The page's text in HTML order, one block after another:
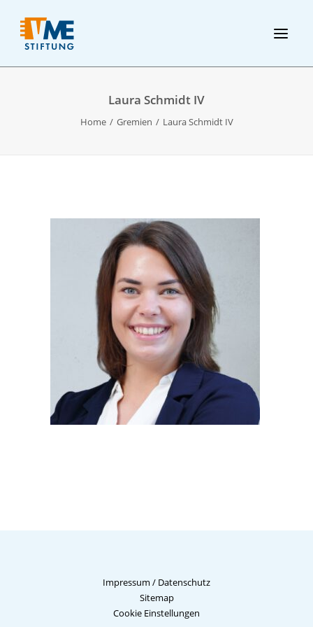
Laura Schmidt IV
Home Gremien Laura Schmidt IV
Impressum / Datenschutz
Sitemap
Cookie Einstellungen